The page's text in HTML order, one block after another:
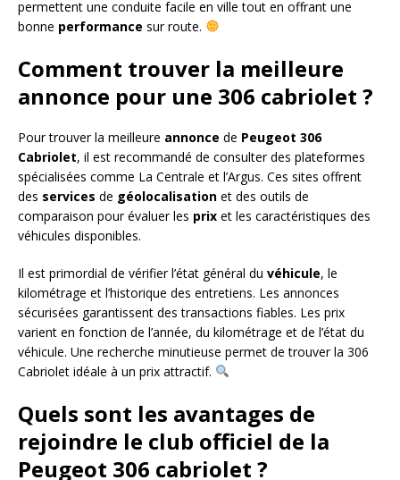
permettent une conduite facile en ville tout en offrant une
bonne performance sur route.
Comment trouver la meilleure
annonce pour une 306 cabriolet ?
Pour trouver la meilleure annonce de Peugeot 306
Cabriolet, il est recommandé de consulter des plateformes
spécialisées comme La Centrale et l’Argus. Ces sites offrent
des services de géolocalisation et des outils de
comparaison pour évaluer les prix et les caractéristiques des
véhicules disponibles.
Il est primordial de vérifier l’état général du véhicule, le
kilométrage et l’historique des entretiens. Les annonces
sécurisées garantissent des transactions fiables. Les prix
varient en fonction de l’année, du kilométrage et de l’état du
véhicule. Une recherche minutieuse permet de trouver la 306
Cabriolet idéale à un prix attractif.
Quels sont les avantages de
rejoindre le club officiel de la
Peugeot 306 cabriolet ?